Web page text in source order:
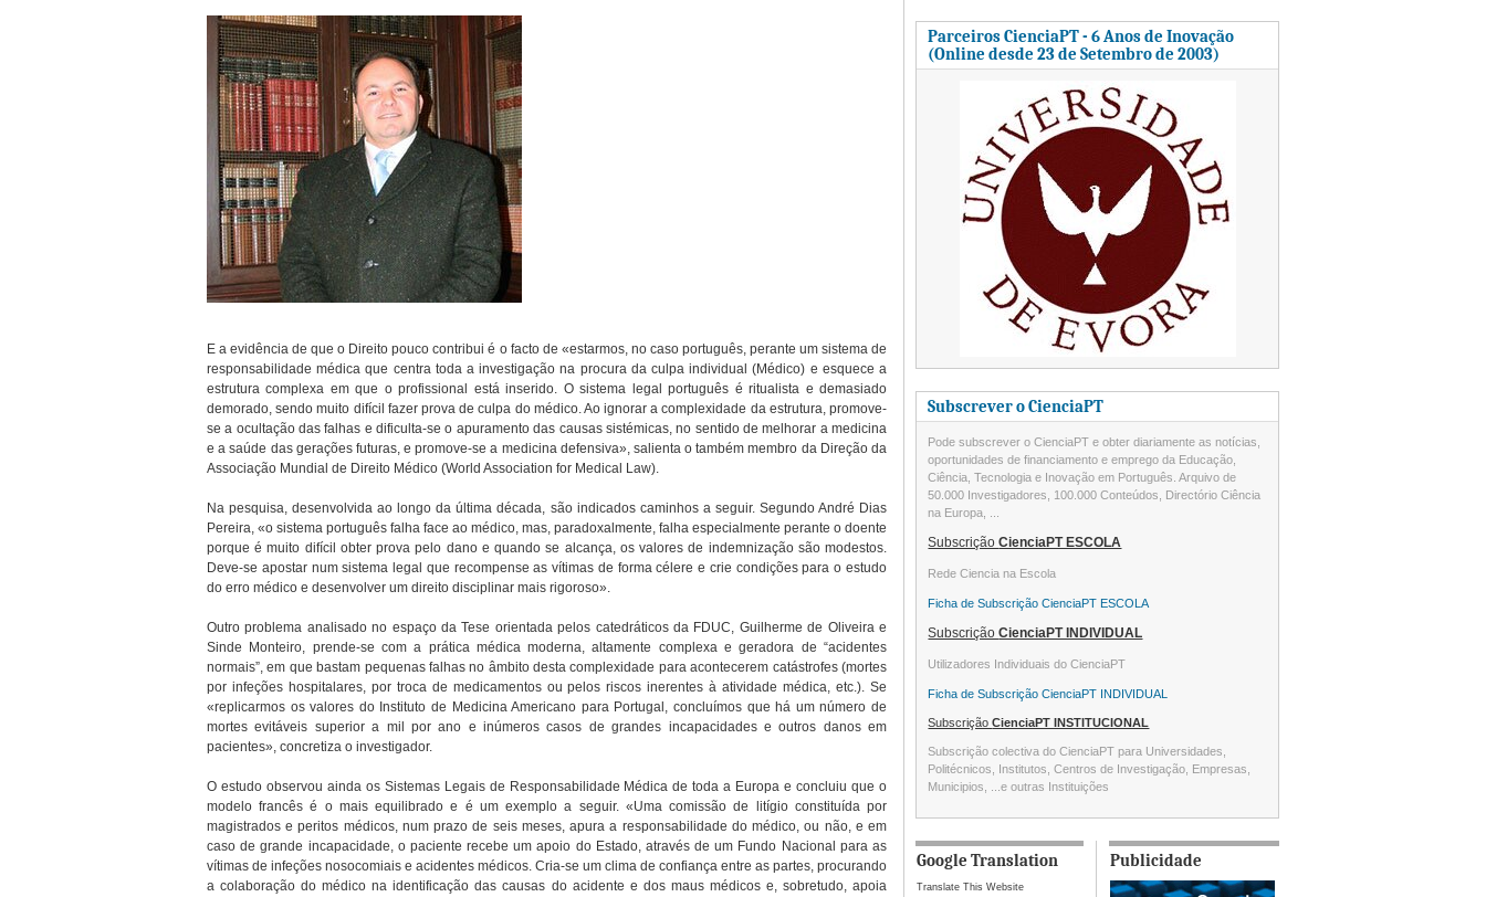
E a evidência de que o Direito pouco contribui é o facto de «estarmos, no caso português, perante um sistema de
responsabilidade médica que centra toda a investigação na procura da culpa individual (Médico) e esquece a
estrutura complexa em que o profissional está inserido. O sistema legal português é ritualista e demasiado
demorado, sendo muito difícil fazer prova de culpa do médico. Ao ignorar a complexidade da estrutura, promove-
se a ocultação das falhas e dificulta-se o apuramento das causas sistémicas, no sentido de melhorar a medicina
e a saúde das gerações futuras, e promove-se a medicina defensiva», salienta o também membro da Direção da
Associação Mundial de Direito Médico (World Association for Medical Law).
Na pesquisa, desenvolvida ao longo da última década, são indicados caminhos a seguir. Segundo André Dias
Pereira, «o sistema português falha face ao médico, mas, paradoxalmente, falha especialmente perante o doente
porque é muito difícil obter prova pelo dano e quando se alcança, os valores de indemnização são modestos.
Deve-se apostar num sistema legal que recompense as vítimas de forma célere e crie condições para o estudo
do erro médico e desenvolver um direito disciplinar mais rigoroso».
Outro problema analisado no espaço da Tese orientada pelos catedráticos da FDUC, Guilherme de Oliveira e
Sinde Monteiro, prende-se com a prática médica moderna, altamente complexa e geradora de “acidentes
normais”, em que bastam pequenas falhas no âmbito desta complexidade para acontecerem catástrofes (mortes
por infeções hospitalares, por troca de medicamentos ou pelos riscos inerentes à atividade médica, etc.). Se
«replicarmos os valores do Instituto de Medicina Americano para Portugal, concluímos que há um número de
mortes evitáveis superior a mil por ano e inúmeros casos de grandes incapacidades e outros danos em
pacientes», concretiza o investigador.
O estudo observou ainda os Sistemas Legais de Responsabilidade Médica de toda a Europa e concluiu que o
modelo francês é o mais equilibrado e é um exemplo a seguir. «Uma comissão de litígio constituída por
magistrados e peritos médicos, num prazo de seis meses, apura a responsabilidade do médico, ou não, e em
caso de grande incapacidade, o paciente recebe um apoio do Estado, através de um Fundo Nacional para as
vítimas de infeções nosocomiais e acidentes médicos. Cria-se um clima de confiança entre as partes, procurando
a colaboração do médico na identificação das causas do acidente e dos maus médicos e, sobretudo, apoia
Parceiros CienciaPT - 6 Anos de Inovação
(Online desde 23 de Setembro de 2003)
Subscrever o CienciaPT
Pode subscrever o CienciaPT e obter diariamente as notícias,
oportunidades de financiamento e emprego da Educação,
Ciência, Tecnologia e Inovação em Português. Arquivo de
50.000 Investigadores, 100.000 Conteúdos, Directório Ciência
na Europa, ...
SubscriçãoCienciaPT ESCOLA
Rede Ciencia na Escola
Ficha de Subscrição CienciaPT ESCOLA
SubscriçãoCienciaPT INDIVIDUAL
Utilizadores Individuais do CienciaPT
Ficha de Subscrição CienciaPT INDIVIDUAL
SubscriçãoCienciaPT INSTITUCIONAL
Subscrição colectiva do CienciaPT para Universidades,
Politécnicos, Institutos, Centros de Investigação, Empresas,
Municipios, ...e outras Instituições
Google Translation
Translate This Website
Publicidade